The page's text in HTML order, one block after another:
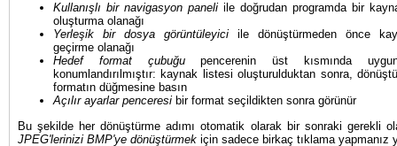
Kullanışlı bir navigasyon paneli ile doğrudan programda bir
oluşturma olanağı
Yerleşik bir dosya görüntüleyici ile dönüştürmeden önce
geçirme olanağı
Hedef format çubuğupencerenin üst kısmında
konumlandırılmıştır: kaynak listesi oluşturulduktan sonra,
formatın düğmesine basın
Açılır ayarlar penceresi bir format seçildikten sonra görünür
Bu şekilde her dönüştürme adımı otomatik olarak bir sonraki gerekli
JPEG'lerinizi BMP'ye dönüştürmek için sadece birkaç tıklama yapmanız